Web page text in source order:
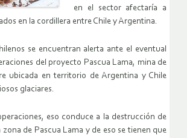
en el sector afectaría a
en la cordillera entre Chile y Argentina.
se encuentran alerta ante el eventual
del proyecto Pascua Lama, mina de
ubicada en territorio de Argentina y Chile
glaciares.
eso conduce a la destrucción de
zona de Pascua Lama y de eso se tienen que